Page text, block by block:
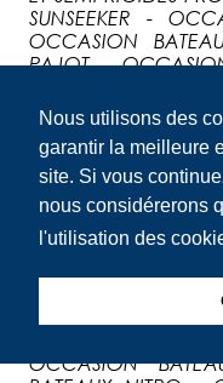
Nous utilisons des
garantir la meilleure
site. Si vous
nous considérerons
l'utilisation des
SUNSEEKER -
OCCASION
PAJOT -
OCCASION
OCCASION
WIDER -
OCCASION
BATEAUX
BATEAUX SCARAB
OCCASION
BATEAUX
PNEUMATIQUES
OCCASION
BATEAUX WHITE
DELPHIA -
OCCASION